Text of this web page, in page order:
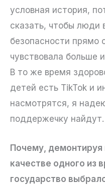
условная история,
сказать, чтобы люди
безопасности прямо
чувствовала больше
В то же время
детей есть TikTok и
насмотрятся, я
поддержечку найдут.
Почему, демонтируя
качестве одного из
государство